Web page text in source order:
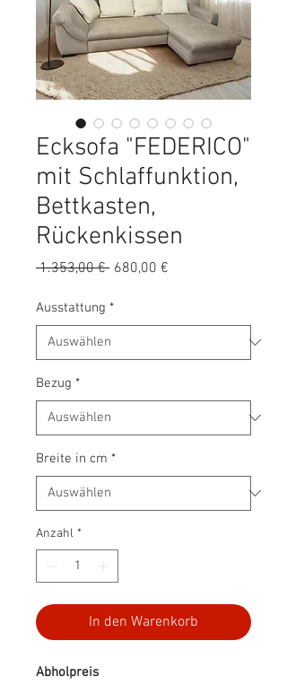
Ecksofa "FEDERICO"
mit Schlaffunktion,
Bettkasten,
Rückenkissen
1.353,00 € Standardpreis
680,00 €
Ausstattung *
Bezug *
Breite in cm *
Anzahl *
In den Warenkorb
Abholpreis